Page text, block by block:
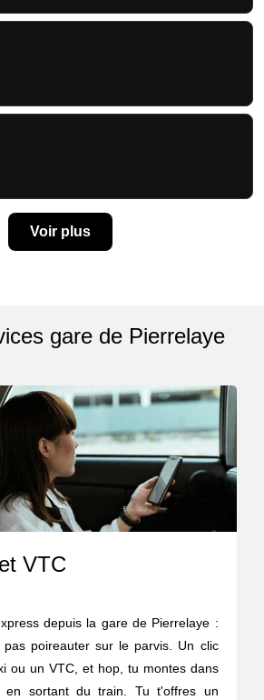
Voir plus
gare de Pierrelaye
VTC
depuis la gare de Pierrelaye :
poireauter sur le parvis. Un clic
ou un VTC, et hop, tu montes dans
en sortant du train. Tu t'offres un